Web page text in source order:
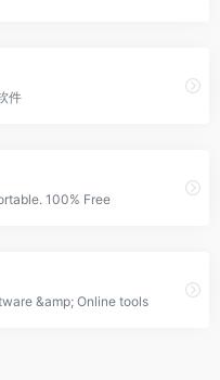
件
100% Free
&amp; Online tools